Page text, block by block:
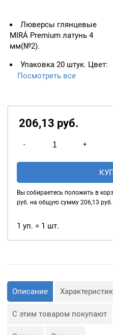
Люверсы глянцевые
MIRÁ Premium латунь 4
мм(№2).
Упаковка 20 штук. Цвет:
Голубой.
никель. Материал: латунь.
Посмотреть все
206,13 руб.
-
товара
Люверсы
(№2)
Premium
+
Вы собираетесь положить в
руб. на общую сумму 206,13 руб.
1 уп. = 1 шт.
Описание
С этим товаром покупают